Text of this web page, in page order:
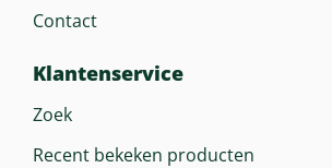
Inhoud Brandstoftank
Afmeting In Cm
191 X 132 X 118 Cm
Contact
Klantenservice
Zoek
Recent bekeken producten